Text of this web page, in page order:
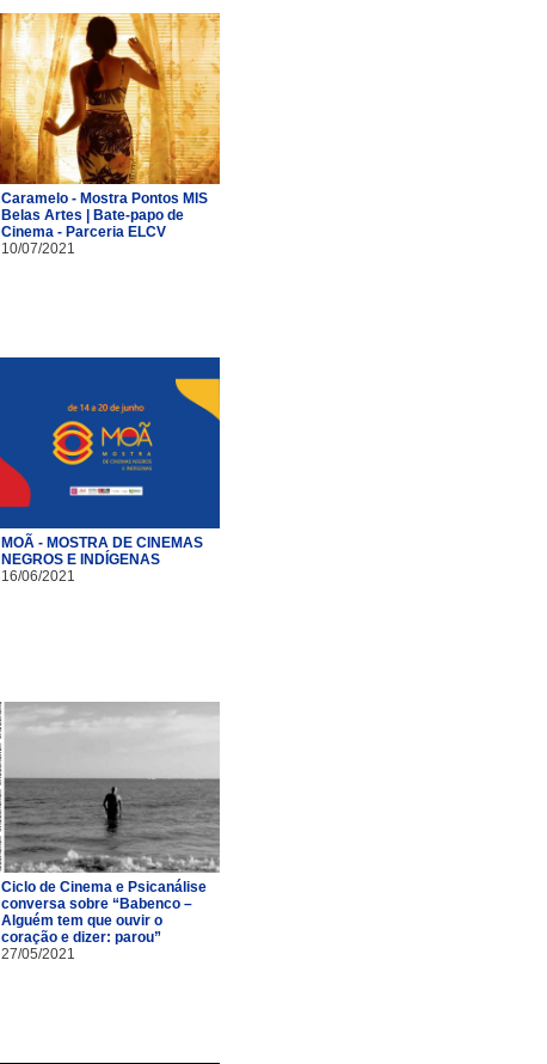
Caramelo - Mostra Pontos MIS
Belas Artes | Bate-papo de
Cinema - Parceria ELCV
10/07/2021
MOÃ - MOSTRA DE CINEMAS
NEGROS E INDÍGENAS
16/06/2021
Ciclo de Cinema e Psicanálise
conversa sobre “Babenco –
Alguém tem que ouvir o
coração e dizer: parou”
27/05/2021